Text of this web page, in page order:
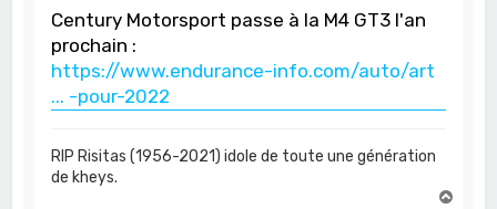
Century Motorsport passe à la M4 GT3 l'an
prochain :
https://www.endurance-info.com/auto/art
... -pour-2022
RIP Risitas (1956-2021) idole de toute une génération
de kheys.